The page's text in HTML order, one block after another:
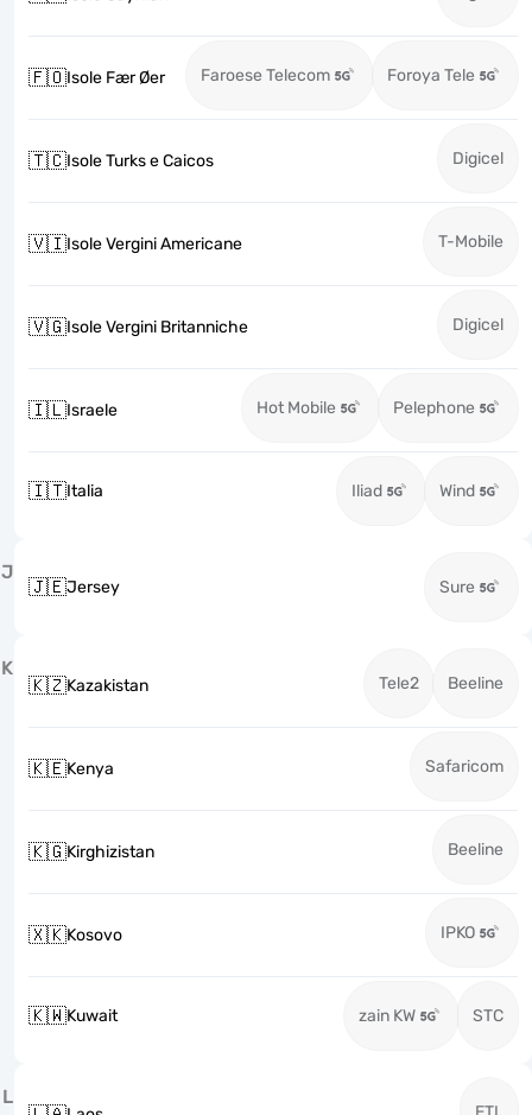
🇫🇴Isole Fær Øer Faroese Telecom Foroya Tele
🇹🇨Isole Turks e Caicos Digicel
🇻🇮Isole Vergini Americane T-Mobile
🇻🇬Isole Vergini Britanniche Digicel
🇮🇱Israele Hot Mobile Pelephone
🇮🇹Italia Iliad Wind
J
🇯🇪Jersey Sure
K
🇰🇿Kazakistan Tele2 Beeline
🇰🇪Kenya Safaricom
🇰🇬Kirghizistan Beeline
🇽🇰Kosovo IPKO
🇰🇼Kuwait zain KW STC
L